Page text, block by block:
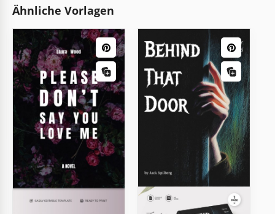
Ähnliche Vorlagen